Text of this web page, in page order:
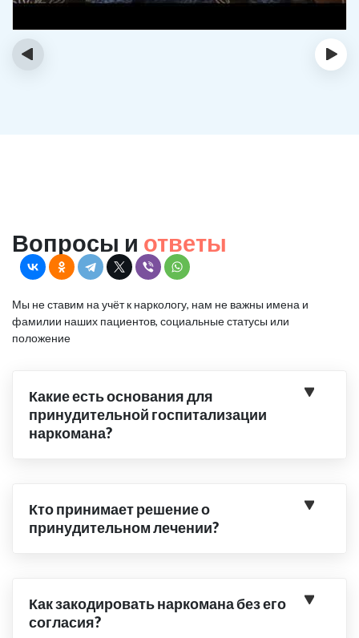
‹ ›
Вопросы и ответы
Мы не ставим на учёт к наркологу, нам не важны имена и
фамилии наших пациентов, социальные статусы или
положение
Какие есть основания для
принудительной госпитализации
наркомана?
Кто принимает решение о
принудительном лечении?
Как закодировать наркомана без его
согласия?